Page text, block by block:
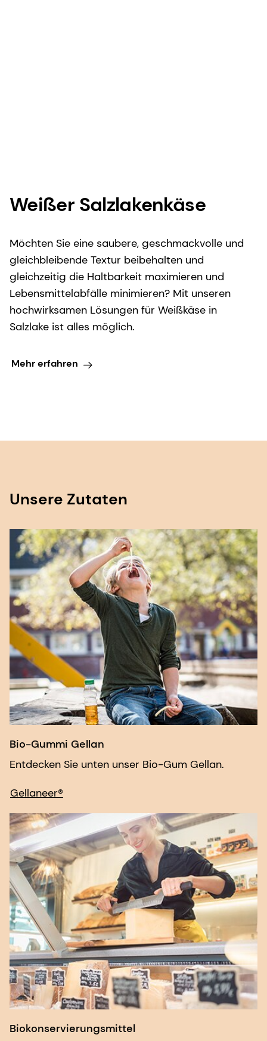
Weißer Salzlakenkäse
Möchten Sie eine saubere, geschmackvolle und
gleichbleibende Textur beibehalten und
gleichzeitig die Haltbarkeit maximieren und
Lebensmittelabfälle minimieren? Mit unseren
hochwirksamen Lösungen für Weißkäse in
Salzlake ist alles möglich.
Mehr erfahren
Unsere Zutaten
Bio-Gummi Gellan
Entdecken Sie unten unser Bio-Gum Gellan.
Gellaneer®
Biokonservierungsmittel